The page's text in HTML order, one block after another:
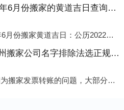
岢岚县2022年6月份搬家的黄道吉日查询大全一览表哪天适合搬家好日子
岢岚县2022年6月份搬家黄道吉日：公历2022年6月1日 农历五月初三 星期三 冲兔(己卯)公历2022年6月4日 农历五月初六 星期六 冲马(壬午)公历2022年6月8日 农历五月初十 星期三 冲狗(丙
岢岚县从广州搬家公司名字排除法选正规公司
岢岚县如今因为搬家发票转账的问题，大部分搬家公司都已经注册了营业执照，早5年前基本上所谓的搬家公司都是无注册状态也就是无照营业，由于企业注册量大增所以各种企业信息展示平台如雨后春笋般遍地开花，如：天眼查，企